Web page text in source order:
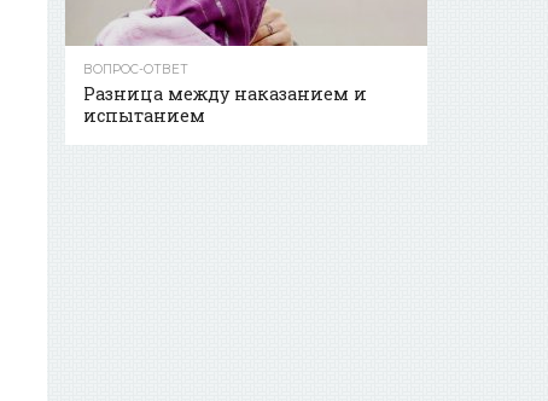
ВОПРОС-ОТВЕТ
Разница между наказанием и
испытанием